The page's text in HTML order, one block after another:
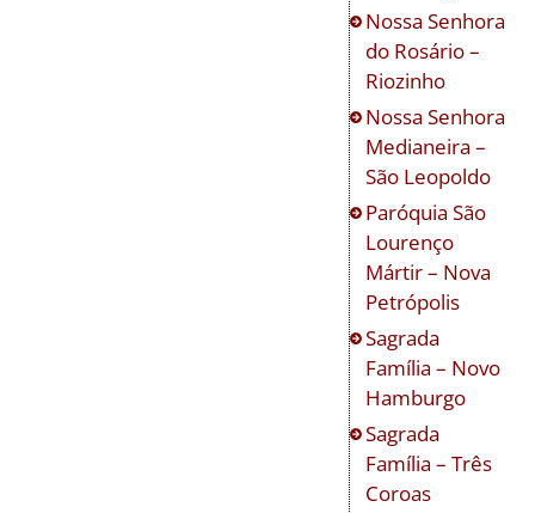
Nossa Senhora
do Rosário –
Riozinho
Nossa Senhora
Medianeira –
São Leopoldo
Paróquia São
Lourenço
Mártir – Nova
Petrópolis
Sagrada
Família – Novo
Hamburgo
Sagrada
Família – Três
Coroas